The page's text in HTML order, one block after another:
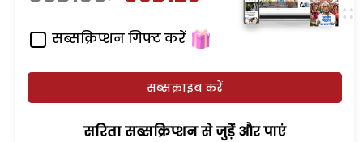
सब्सक्रिप्शन गिफ्ट करें
सब्सक्राइब करें
सरिता सब्सक्रिप्शन से जुड़ेें और पाएं